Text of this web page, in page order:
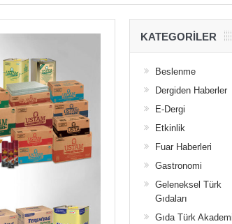
KATEGORILER
Beslenme
Dergiden Haberler
E-Dergi
Etkinlik
Fuar Haberleri
Gastronomi
Geleneksel Türk
Gıdaları
Gıda Türk Akademi